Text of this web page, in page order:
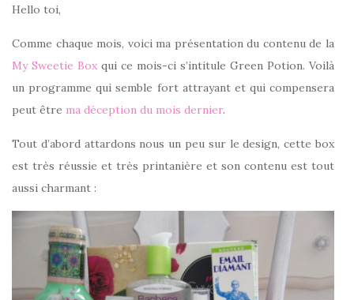
Hello toi,
Comme chaque mois, voici ma présentation du contenu de la
My Sweetie Box qui ce mois-ci s’intitule Green Potion. Voilà
un programme qui semble fort attrayant et qui compensera
peut être ma déception du mois dernier.
Tout d’abord attardons nous un peu sur le design, cette box
est très réussie et très printanière et son contenu est tout
aussi charmant :